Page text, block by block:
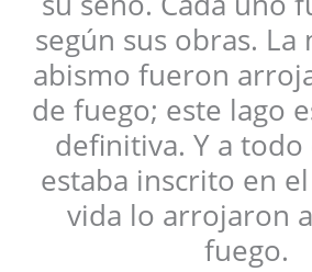
según sus obras. La
abismo fueron
de fuego; este lago
definitiva. Y a
estaba inscrito en
vida lo arrojaron
fuego.